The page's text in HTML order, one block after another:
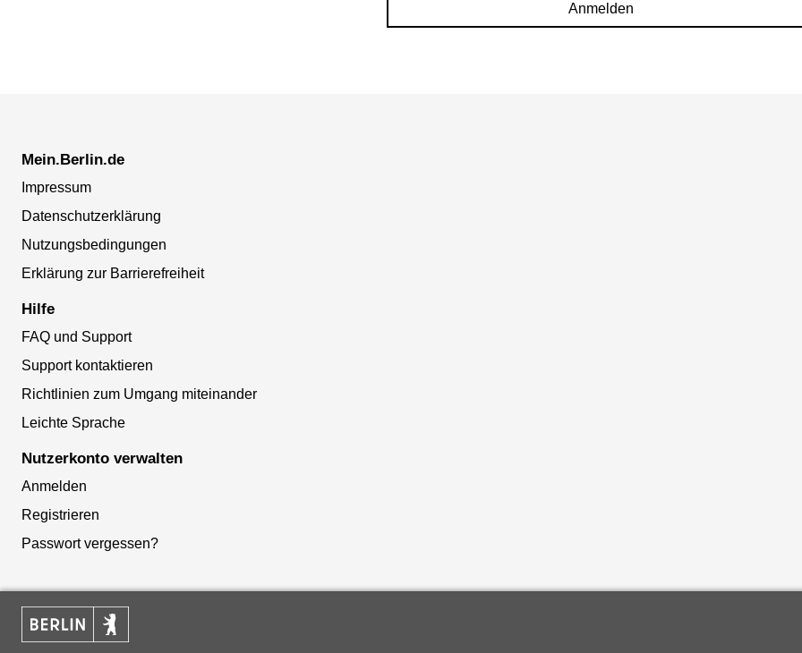
Anmelden
Mein.Berlin.de
Impressum
Datenschutzerklärung
Nutzungsbedingungen
Erklärung zur Barrierefreiheit
Hilfe
FAQ und Support
Support kontaktieren
Richtlinien zum Umgang miteinander
Leichte Sprache
Nutzerkonto verwalten
Anmelden
Registrieren
Passwort vergessen?